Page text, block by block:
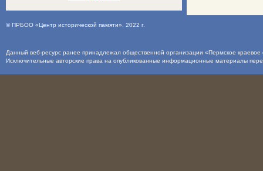
©ПРБОО «Центр исторической памяти», 2022 г.
Данный веб-ресурс ранее принадлежал общественной организации «Пермское
Исключительные авторские права на опубликованные информационные материалы